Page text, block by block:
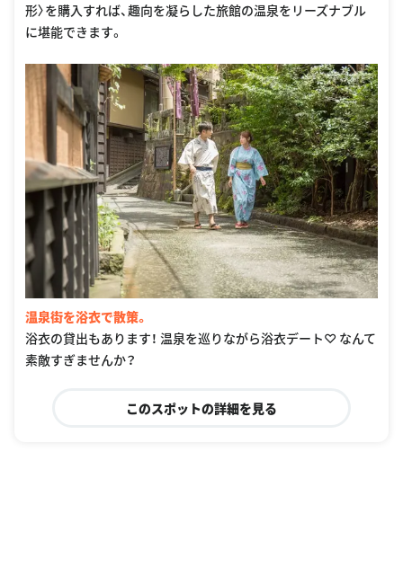
形〉を購入すれば、趣向を凝らした旅館の温泉をリーズナブル
に堪能できます。
温泉街を浴衣で散策。
浴衣の貸出もあります！ 温泉を巡りながら浴衣デート♡ なんて
素敵すぎませんか？
このスポットの詳細を見る